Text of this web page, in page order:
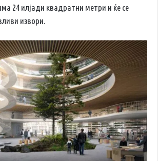
24 илјади квадратни метри и ќе се
извори.